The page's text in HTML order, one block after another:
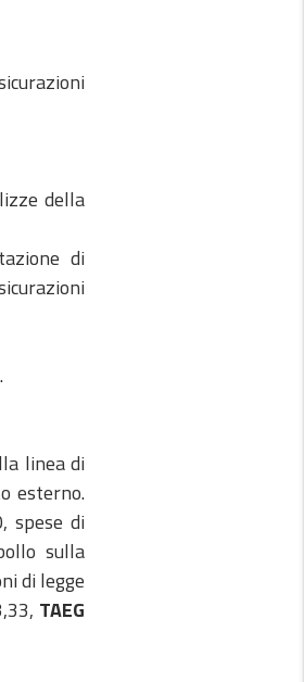
della
di
linea di
esterno.
spese di
sulla
di legge
TAEG